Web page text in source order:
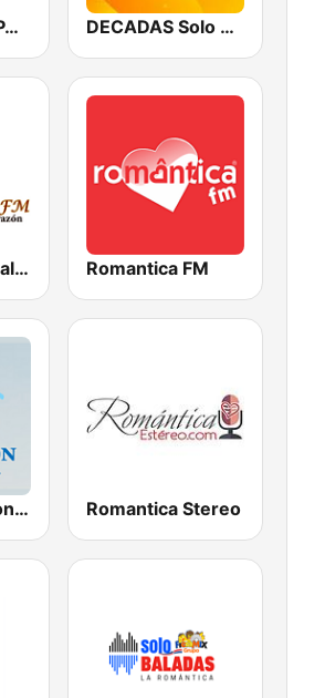
RADIO AMOR PANAMA DECADAS Solo Baladas
Bohemia FM Mallorca Romantica FM
Radio Adoracion Int. Romantica Stereo